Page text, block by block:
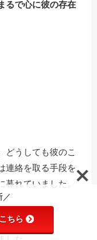
るで心に彼の存在
どうしても彼のこ
連絡を取る手段を
れていました。
／
ちら